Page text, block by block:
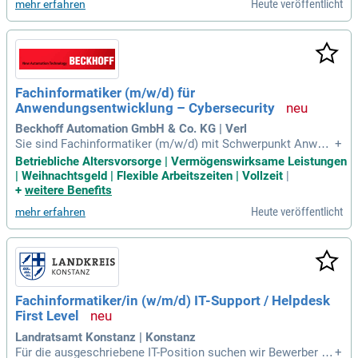
en und Potenziale, um die Digitalisierung in unserem Untern
ehmen voranzutreiben. Erlebe eine zielgerichtete Ausbildun
g mit Fokus auf Business Intelligence, Prozessmanagement
und Digital Transformation. Gestalte aktiv in einem dynamis
chen Energievertrieb mit und entwickle deine analytischen s
owie kommunikativen Fähigkeiten weiter. Bewirb dich jetzt
zum 15.08.2027 und werde Teil unserer innovativen Zukunft!
mehr erfahren Heute veröffentlicht
Fachinformatiker (m/w/d) für
Anwendungsentwicklung – Cybersecurity
Beckhoff Automation GmbH & Co. KG | Verl
Sie sind Fachinformatiker (m/w/d) mit Schwerpunkt Anwen
dungsentwicklung oder haben eine vergleichbare Qualifikati
on? Wir suchen talentierte Programmierer mit Kenntnissen i
n C++, C# oder ähnlichen Sprachen. Ideale Kandidaten bring
ps und SQL Server mit. Unsere Unternehmenskultur ist famil
iär und fördert Innovation sowie Zusammenarbeit. Bei uns e
rwartet Sie ein zukunftssicherer Arbeitsplatz in einem solid
aufgestellten Familienunternehmen. Bewerben Sie sich jetzt
und entfalten Sie Ihr Potenzial in einem internationalen High
tech-Umfeld!
+
Betriebliche Altersvorsorge | Vermögenswirksame Leistungen
| Weihnachtsgeld | Flexible Arbeitszeiten | Vollzeit
+ weitere Benefits
mehr erfahren Heute veröffentlicht
Fachinformatiker/in (w/m/d) IT-Support / Helpdesk
First Level
Landratsamt Konstanz | Konstanz
Für die ausgeschriebene IT-Position suchen wir Bewerber mi +